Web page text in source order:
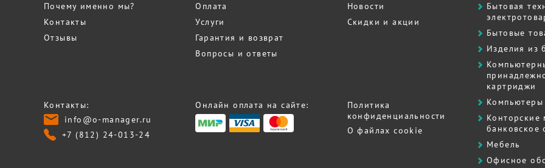
Почему именно мы?
Контакты
Отзывы
Оплата
Услуги
Гарантия и возврат
Вопросы и ответы
Новости
Скидки и акции
Контакты:
info@o-manager.ru
+7 (812) 24-013-24
Онлайн оплата на сайте:
Политика
конфиденциальности
О файлах cookie
Бытовая
Бытовые
Изделия из
картриджи
Компьютеры
банковское
Мебель
Офисное